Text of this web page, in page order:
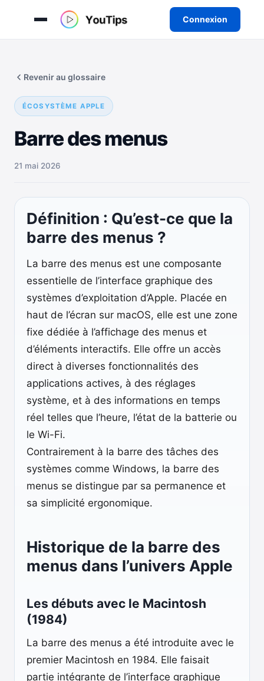
Connexion
contenu
ÉCOSYSTÈME APPLE
Barre des menus
Revenir au glossaire
21 mai 2026
Définition : Qu’est-ce que la
barre des menus ?
La barre des menus est une composante
essentielle de l’interface graphique des
systèmes d’exploitation d’Apple. Placée en
haut de l’écran sur macOS, elle est une zone
fixe dédiée à l’affichage des menus et
d’éléments interactifs. Elle offre un accès
direct à diverses fonctionnalités des
applications actives, à des réglages
système, et à des informations en temps
réel telles que l’heure, l’état de la batterie ou
le Wi-Fi.
Contrairement à la barre des tâches des
systèmes comme Windows, la barre des
menus se distingue par sa permanence et
sa simplicité ergonomique.
Historique de la barre des
menus dans l’univers Apple
Les débuts avec le Macintosh
(1984)
La barre des menus a été introduite avec le
premier Macintosh en 1984. Elle faisait
partie intégrante de l’interface graphique